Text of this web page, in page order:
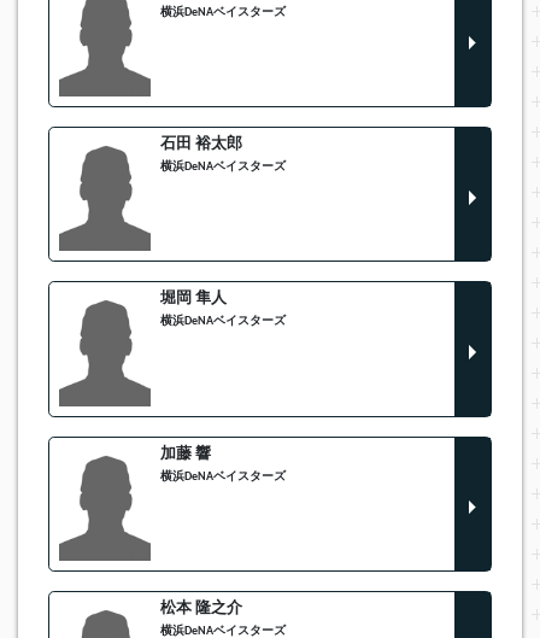
横浜DeNAベイスターズ
石田 裕太郎
横浜DeNAベイスターズ
堀岡 隼人
横浜DeNAベイスターズ
加藤 響
横浜DeNAベイスターズ
松本 隆之介
横浜DeNAベイスターズ